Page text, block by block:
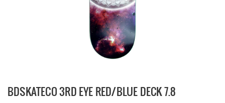
BDSKATECO 3RD EYE RED/BLUE DECK 7.8